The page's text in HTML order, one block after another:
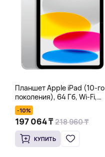
Планшет Apple iPad (10-го
поколения), 64 Гб, Wi-Fi,
серебряный
-10%
197 064 ₸ 218 960 ₸
КУПИТЬ